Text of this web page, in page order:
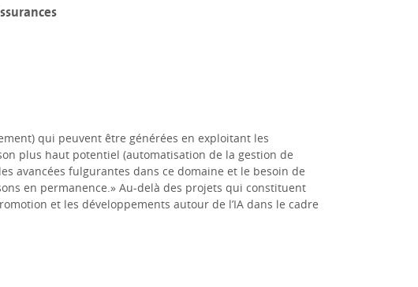
qui peuvent être générées en exploitant les
plus haut potentiel (automatisation de la gestion de
avancées fulgurantes dans ce domaine et le besoin de
en permanence.» Au-delà des projets qui constituent
et les développements autour de l’IA dans le cadre